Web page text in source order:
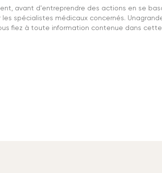
avant d'entreprendre des actions en se
spécialistes médicaux concernés.
fiez à toute information contenue dans